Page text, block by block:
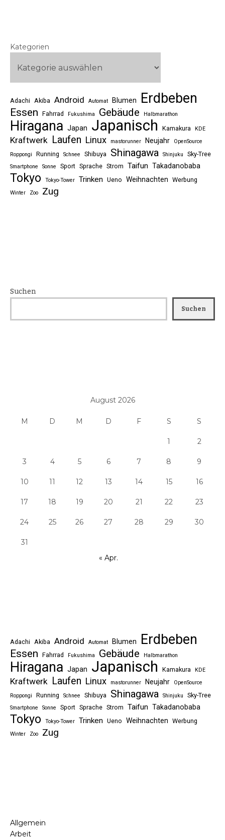
Kategorien
Adachi Akiba Android Automat Blumen Erdbeben
Essen Fahrrad Fukushima Gebäude Halbmarathon
Hiragana Japan Japanisch Kamakura KDE
Kraftwerk Laufen Linux mastorunner Neujahr
OpenSource
Roppongi
Running Schnee Shibuya Shinagawa Shinjuku Sky-Tree
Smartphone Sonne Sport Sprache Strom Taifun Takadanobaba
Tokyo Tokyo-Tower Trinken Ueno Weihnachten Werbung
Winter Zoo Zug
Suchen
Suchen
August 2026
M D M D F S S
1 2
3 4 5 6 7 8 9
10 11 12 13 14 15 16
17 18 19 20 21 22 23
24 25 26 27 28 29 30
31
« Apr.
Adachi Akiba Android Automat Blumen Erdbeben
Essen Fahrrad Fukushima Gebäude Halbmarathon
Hiragana Japan Japanisch Kamakura KDE
Kraftwerk Laufen Linux mastorunner Neujahr
OpenSource
Roppongi
Running Schnee Shibuya Shinagawa Shinjuku Sky-Tree
Smartphone Sonne Sport Sprache Strom Taifun Takadanobaba
Tokyo Tokyo-Tower Trinken Ueno Weihnachten Werbung
Winter Zoo Zug
Allgemein
Arbeit